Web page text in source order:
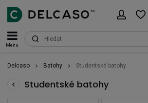
Menu
Delcaso Batohy Studentské batohy
Studentské batohy